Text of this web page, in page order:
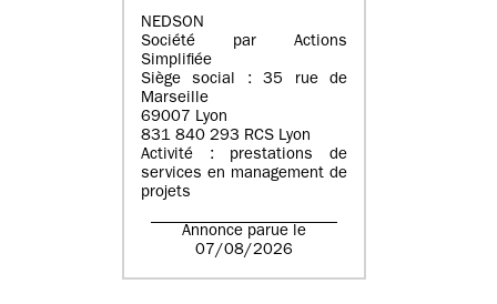
NEDSON
Société par Actions
Simplifiée
Siège social : 35 rue de
Marseille
69007 Lyon
831 840 293 RCS Lyon
Activité : prestations de
services en management de
projets
Annonce parue le
07/08/2026